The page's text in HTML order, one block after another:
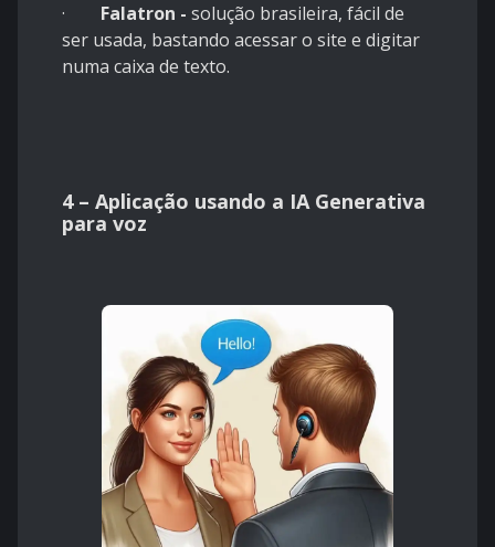
· Falatron - solução brasileira, fácil de
ser usada, bastando acessar o site e digitar
numa caixa de texto.
4 – Aplicação usando a IA Generativa
para voz